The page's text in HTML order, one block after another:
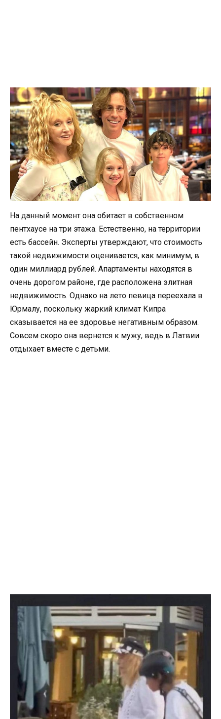
На данный момент она обитает в собственном
пентхаусе на три этажа. Естественно, на территории
есть бассейн. Эксперты утверждают, что стоимость
такой недвижимости оценивается, как минимум, в
один миллиард рублей. Апартаменты находятся в
очень дорогом районе, где расположена элитная
недвижимость. Однако на лето певица переехала в
Юрмалу, поскольку жаркий климат Кипра
сказывается на ее здоровье негативным образом.
Совсем скоро она вернется к мужу, ведь в Латвии
отдыхает вместе с детьми.